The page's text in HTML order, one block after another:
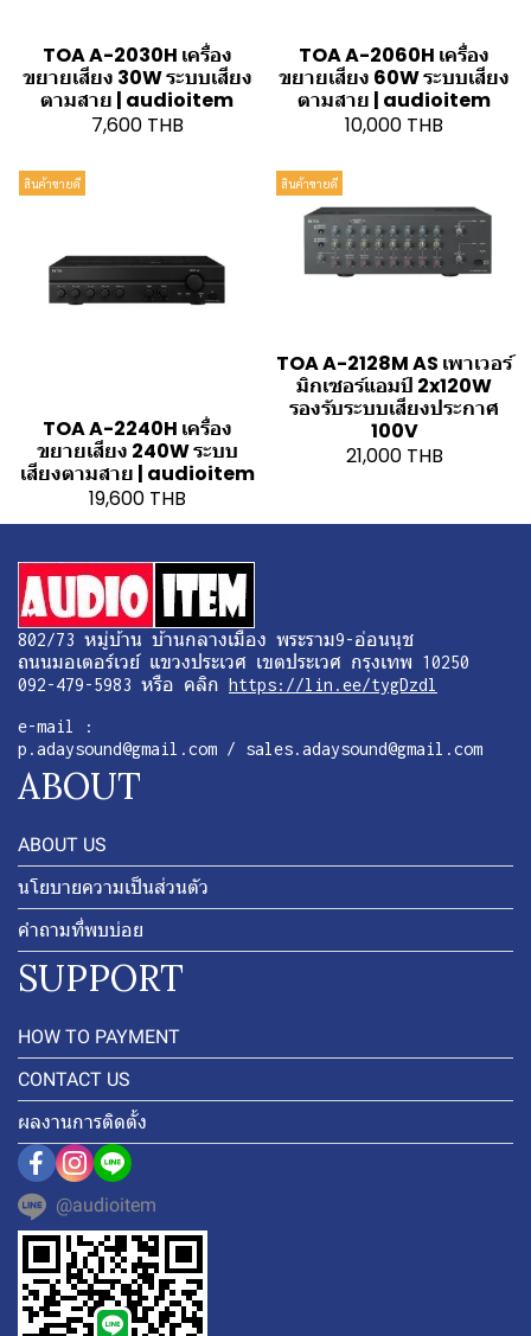
TOA A-2030H เครื่อง
ขยายเสียง 30W ระบบเสียง
ตามสาย | audioitem
7,600 THB
TOA A-2060H เครื่อง
ขยายเสียง 60W ระบบเสียง
ตามสาย | audioitem
10,000 THB
สินค้าขายดี
TOA A-2240H เครื่อง
ขยายเสียง 240W ระบบ
เสียงตามสาย | audioitem
19,600 THB
สินค้าขายดี
TOA A-2128M AS เพาเวอร์
มิกเซอร์แอมป์ 2x120W
รองรับระบบเสียงประกาศ
100V
21,000 THB
802/73 หมู่บ้าน บ้านกลางเมือง พระราม9-อ่อนนุช
ถนนมอเตอร์เวย์ แขวงประเวศ เขตประเวศ กรุงเทพ 10250
092-479-5983 หรือ คลิก https://lin.ee/tygDzdl
e-mail :
p.adaysound@gmail.com / sales.adaysound@gmail.com
ABOUT
ABOUT US
นโยบายความเป็นส่วนตัว
คำถามที่พบบ่อย
SUPPORT
HOW TO PAYMENT
CONTACT US
ผลงานการติดตั้ง
@audioitem